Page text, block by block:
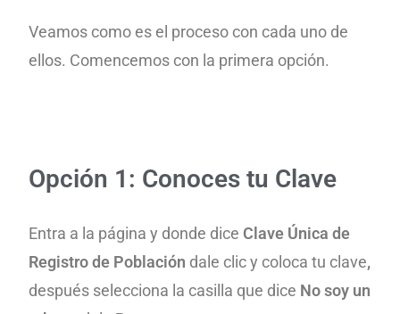
Veamos como es el proceso con cada uno de
ellos. Comencemos con la primera opción.
Opción 1: Conoces tu Clave
Entra a la página y donde dice Clave Única de
Registro de Población dale clic y coloca tu clave,
después selecciona la casilla que dice No soy un